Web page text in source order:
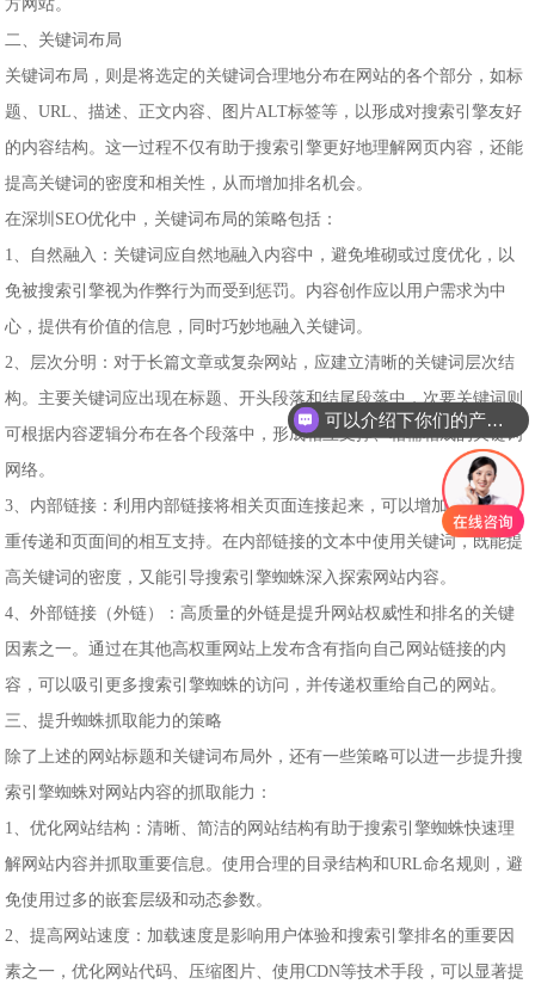
方网站。
二、关键词布局
关键词布局，则是将选定的关键词合理地分布在网站的各个部分，如标
题、URL、描述、正文内容、图片ALT标签等，以形成对搜索引擎友好
的内容结构。这一过程不仅有助于搜索引擎更好地理解网页内容，还能
提高关键词的密度和相关性，从而增加排名机会。
在深圳SEO优化中，关键词布局的策略包括：
1、自然融入：关键词应自然地融入内容中，避免堆砌或过度优化，以
免被搜索引擎视为作弊行为而受到惩罚。内容创作应以用户需求为中
心，提供有价值的信息，同时巧妙地融入关键词。
2、层次分明：对于长篇文章或复杂网站，应建立清晰的关键词层次结
构。主要关键词应出现在标题、开头段落和结尾段落中，次要关键词则
可根据内容逻辑分布在各个段落中，形成相互支撑、相辅相成的关键词
网络。
3、内部链接：利用内部链接将相关页面连接起来，可以增加网站的权
重传递和页面间的相互支持。在内部链接的文本中使用关键词，既能提
高关键词的密度，又能引导搜索引擎蜘蛛深入探索网站内容。
4、外部链接（外链）：高质量的外链是提升网站权威性和排名的关键
因素之一。通过在其他高权重网站上发布含有指向自己网站链接的内
容，可以吸引更多搜索引擎蜘蛛的访问，并传递权重给自己的网站。
三、提升蜘蛛抓取能力的策略
除了上述的网站标题和关键词布局外，还有一些策略可以进一步提升搜
索引擎蜘蛛对网站内容的抓取能力：
1、优化网站结构：清晰、简洁的网站结构有助于搜索引擎蜘蛛快速理
解网站内容并抓取重要信息。使用合理的目录结构和URL命名规则，避
免使用过多的嵌套层级和动态参数。
2、提高网站速度：加载速度是影响用户体验和搜索引擎排名的重要因
素之一，优化网站代码、压缩图片、使用CDN等技术手段，可以显著提
可以介绍下你们的产品么